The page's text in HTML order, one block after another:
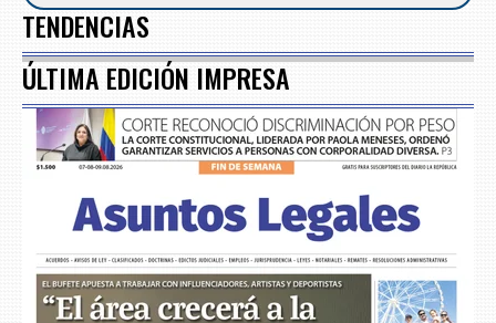
TENDENCIAS
ÚLTIMA EDICIÓN IMPRESA